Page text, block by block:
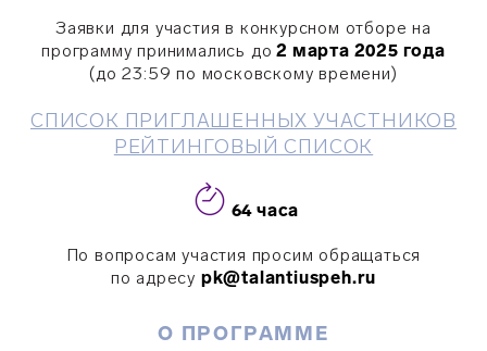
Заявки для участия в конкурсном отборе на
программу принимались до 2 марта 2025 года
(до 23:59 по московскому времени)
СПИСОК ПРИГЛАШЕННЫХ УЧАСТНИКОВ
РЕЙТИНГОВЫЙ СПИСОК
64 часа
По вопросам участия просим обращаться
по адресу pk@talantiuspeh.ru
О ПРОГРАММЕ